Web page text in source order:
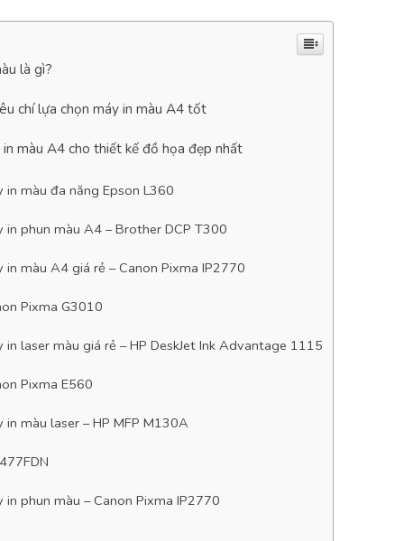
là gì?
chí lựa chọn máy in màu A4 tốt
màu A4 cho thiết kế đồ họa đẹp nhất
in màu đa năng Epson L360
in phun màu A4 – Brother DCP T300
in màu A4 giá rẻ – Canon Pixma IP2770
Pixma G3010
in laser màu giá rẻ – HP DeskJet Ink Advantage 1115
Pixma E560
in màu laser – HP MFP M130A
in phun màu – Canon Pixma IP2770